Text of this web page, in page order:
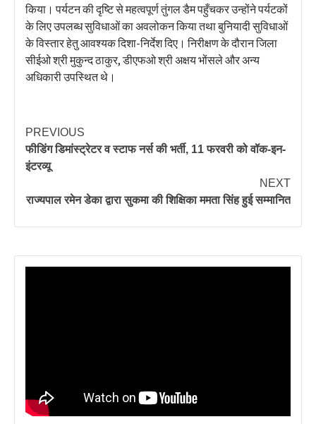
किया। पर्यटन की दृष्टि से महत्वपूर्ण तुंगल डैम पहुँचकर उन्होंने पर्यटकों
के लिए उपलब्ध सुविधाओं का अवलोकन किया तथा बुनियादी सुविधाओं
के विस्तार हेतु आवश्यक दिशा-निर्देश दिए। निरीक्षण के दौरान जिला
सीईओ श्री मुकुन्द ठाकुर, डीएफओ श्री अक्षय भोंसले और अन्य
अधिकारी उपस्थित थे।
PREVIOUS
फीडिंग डिमांस्ट्रेटर व स्टाफ नर्स की भर्ती, 11 फरवरी को वॉक-इन-
इंटरव्यू
NEXT
राज्यपाल रमेन डेका द्वारा सुकमा की शिक्षिका ममता सिंह हुई सम्मानित